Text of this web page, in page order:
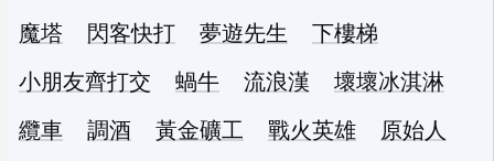
魔塔
閃客快打 夢遊先生
下樓梯
小朋友齊打交
蝸牛 流浪漢
壞壞冰淇淋
纜車
調酒 黃金礦工 戰火英雄
原始人